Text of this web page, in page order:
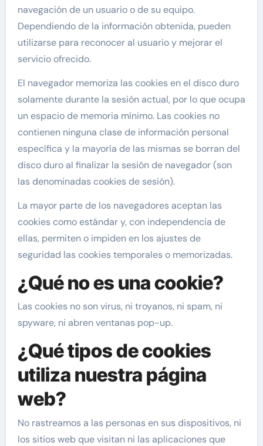
navegación de un usuario o de su equipo.
Dependiendo de la información obtenida, pueden
utilizarse para reconocer al usuario y mejorar el
servicio ofrecido.
El navegador memoriza las cookies en el disco duro
solamente durante la sesión actual, por lo que ocupa
un espacio de memoria mínimo. Las cookies no
contienen ninguna clase de información personal
específica y la mayoría de las mismas se borran del
disco duro al finalizar la sesión de navegador (son
las denominadas cookies de sesión).
La mayor parte de los navegadores aceptan las
cookies como estándar y, con independencia de
ellas, permiten o impiden en los ajustes de
seguridad las cookies temporales o memorizadas.
¿Qué no es una cookie?
Las cookies no son virus, ni troyanos, ni spam, ni
spyware, ni abren ventanas pop-up.
¿Qué tipos de cookies
utiliza nuestra página
web?
No rastreamos a las personas en sus dispositivos, ni
los sitios web que visitan ni las aplicaciones que